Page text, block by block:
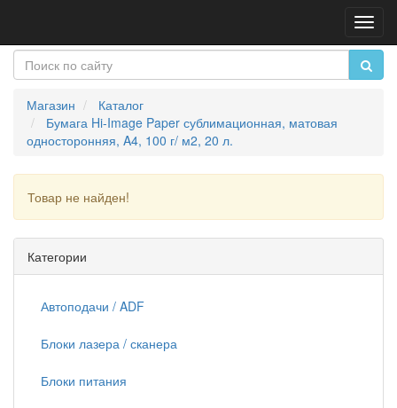
Магазин
Каталог
Бумага Hi-Image Paper сублимационная, матовая
односторонняя, A4, 100 г/ м2, 20 л.
Товар не найден!
Категории
Автоподачи / ADF
Блоки лазера / сканера
Блоки питания